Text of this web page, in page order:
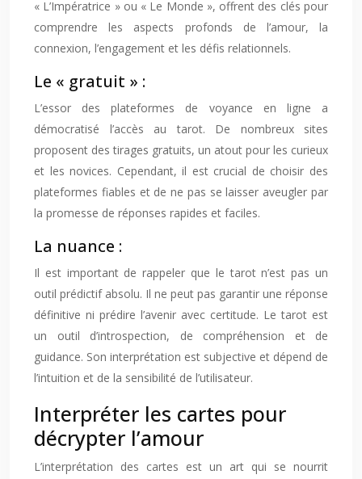
« L’Impératrice » ou « Le Monde », offrent des clés pour
comprendre les aspects profonds de l’amour, la
connexion, l’engagement et les défis relationnels.
Le « gratuit » :
L’essor des plateformes de voyance en ligne a
démocratisé l’accès au tarot. De nombreux sites
proposent des tirages gratuits, un atout pour les curieux
et les novices. Cependant, il est crucial de choisir des
plateformes fiables et de ne pas se laisser aveugler par
la promesse de réponses rapides et faciles.
La nuance :
Il est important de rappeler que le tarot n’est pas un
outil prédictif absolu. Il ne peut pas garantir une réponse
définitive ni prédire l’avenir avec certitude. Le tarot est
un outil d’introspection, de compréhension et de
guidance. Son interprétation est subjective et dépend de
l’intuition et de la sensibilité de l’utilisateur.
Interpréter les cartes pour
décrypter l’amour
L’interprétation des cartes est un art qui se nourrit